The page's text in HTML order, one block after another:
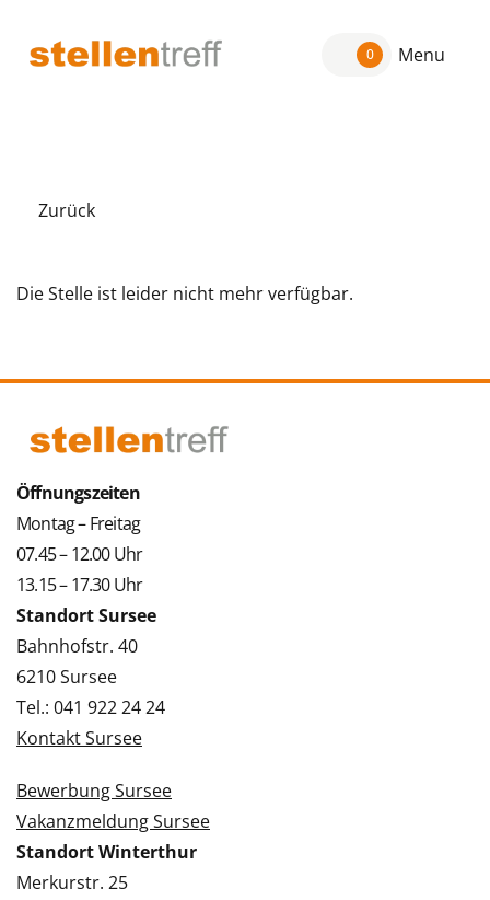
0 Menu
Zurück
Die Stelle ist leider nicht mehr verfügbar.
Öffnungszeiten
Montag – Freitag
07.45 – 12.00 Uhr
13.15 – 17.30 Uhr
Standort Sursee
Bahnhofstr. 40
6210 Sursee
Tel.: 041 922 24 24
Kontakt Sursee
Bewerbung Sursee
Vakanzmeldung Sursee
Standort Winterthur
Merkurstr. 25